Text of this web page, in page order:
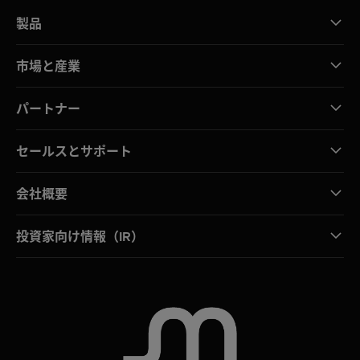
製品
市場と産業
パートナー
セールスとサポート
会社概要
投資家向け情報（IR）